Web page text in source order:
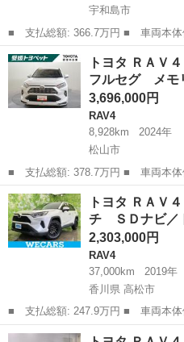
宇和島市
■ 支払総額: 366.7万円 ■ 車両本体価格： 3,550,000 円 ■ メーカ
ー名： トヨタ ■ 車種名： ＲＡ
ッドＧ ４ＷＤ フルセグ メモリ
クプレイ...
愛媛 宇和島市 RAV4
トヨタ ＲＡ
フルセグ メモ
3,696,000円
RAV4
8,928km
2024年
松山市
■ 支払総額: 378.7万円 ■ 車両本体価格： 3,696,000 円 ■ メーカ
ー名： トヨタ ■ 車種名： ＲＡ
ッケージ ４ＷＤ フルセグ メモ
害軽減シ...
愛媛 松山市 RAV4
トヨタ ＲＡＶ
チ ＳＤナビ／
2,303,000円
RAV4
37,000km
2019年
香川県 高松市
■ 支払総額: 247.9万円 ■ 車両本体価格： 2,303,000 円 ■ メーカ
ー名： トヨタ ■ 車種名： ＲＡ
香川 高松市 RAV4